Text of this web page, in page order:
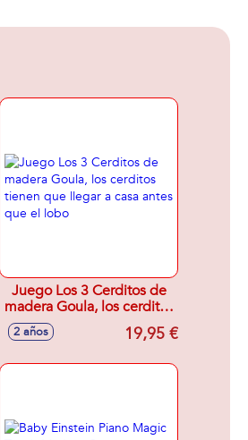
Juego Los 3 Cerditos de
madera Goula, los cerditos
tienen que llegar a casa
antes que el lobo
2 años 19,95 €